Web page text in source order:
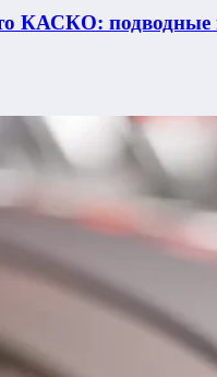
КАСКО: